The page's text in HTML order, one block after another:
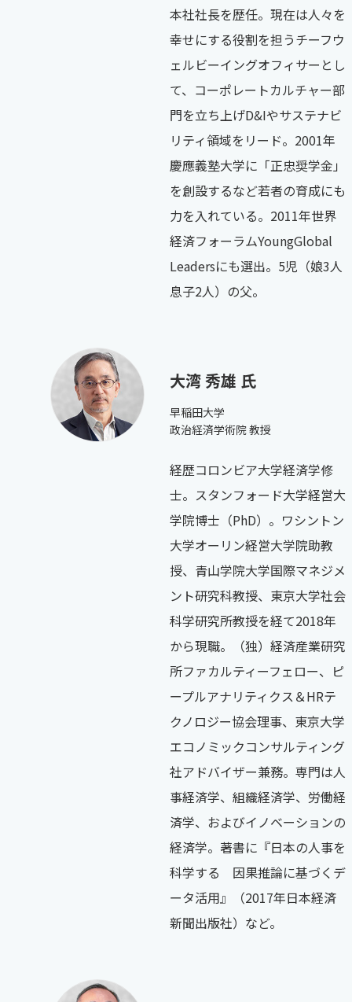
本社社長を歴任。現在は人々を
幸せにする役割を担うチーフウ
ェルビーイングオフィサーとし
て、コーポレートカルチャー部
門を立ち上げD&Iやサステナビ
リティ領域をリード。2001年
慶應義塾大学に「正忠奨学金」
を創設するなど若者の育成にも
力を入れている。2011年世界
経済フォーラムYoungGlobal
Leadersにも選出。5児（娘3人
息子2人）の父。
大湾 秀雄 氏
早稲田大学
政治経済学術院 教授
経歴コロンビア大学経済学修
士。スタンフォード大学経営大
学院博士（PhD）。ワシントン
大学オーリン経営大学院助教
授、青山学院大学国際マネジメ
ント研究科教授、東京大学社会
科学研究所教授を経て2018年
から現職。（独）経済産業研究
所ファカルティーフェロー、ピ
ープルアナリティクス＆HRテ
クノロジー協会理事、東京大学
エコノミックコンサルティング
社アドバイザー兼務。専門は人
事経済学、組織経済学、労働経
済学、およびイノベーションの
経済学。著書に『日本の人事を
科学する 因果推論に基づくデ
ータ活用』（2017年日本経済
新聞出版社）など。